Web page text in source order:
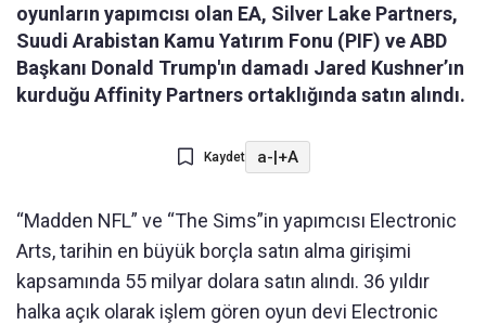
oyunların yapımcısı olan EA, Silver Lake Partners,
Suudi Arabistan Kamu Yatırım Fonu (PIF) ve ABD
Başkanı Donald Trump'ın damadı Jared Kushner’ın
kurduğu Affinity Partners ortaklığında satın alındı.
Kaydet a-|+A
“Madden NFL” ve “The Sims”in yapımcısı Electronic
Arts, tarihin en büyük borçla satın alma girişimi
kapsamında 55 milyar dolara satın alındı. 36 yıldır
halka açık olarak işlem gören oyun devi Electronic